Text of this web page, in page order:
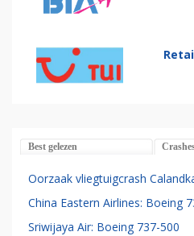
Best gelezen
Oorzaak vliegtuigcrash
China Eastern Airlines: Boeing
Sriwijaya Air: Boeing 737-500